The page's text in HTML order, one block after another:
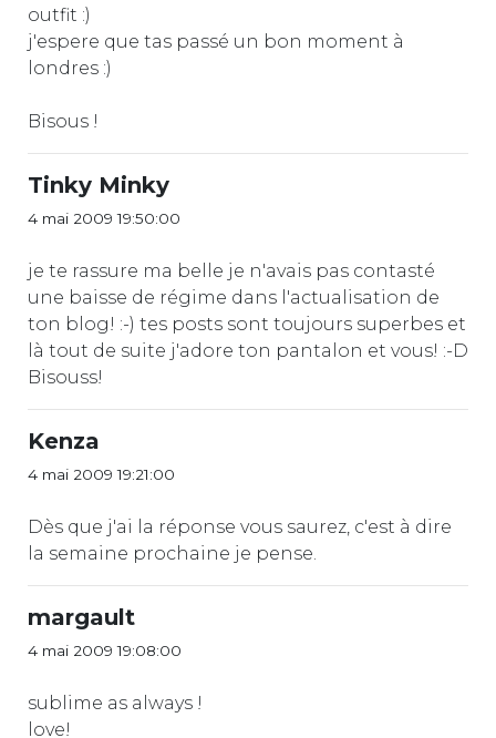
outfit :)
j'espere que tas passé un bon moment à
londres :)
Bisous !
Tinky Minky
4 mai 2009 19:50:00
je te rassure ma belle je n'avais pas contasté
une baisse de régime dans l'actualisation de
ton blog! :-) tes posts sont toujours superbes et
là tout de suite j'adore ton pantalon et vous! :-D
Bisouss!
Kenza
4 mai 2009 19:21:00
Dès que j'ai la réponse vous saurez, c'est à dire
la semaine prochaine je pense.
margault
4 mai 2009 19:08:00
sublime as always !
love!